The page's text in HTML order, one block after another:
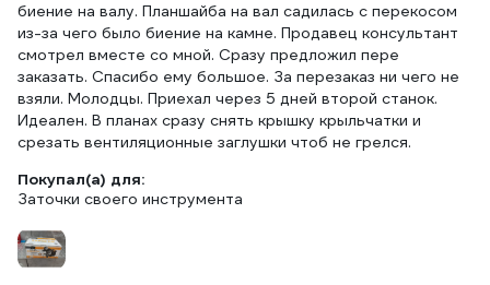
биение на валу. Планшайба на вал садилась с перекосом
из-за чего было биение на камне. Продавец консультант
смотрел вместе со мной. Сразу предложил пере
заказать. Спасибо ему большое. За перезаказ ни чего не
взяли. Молодцы. Приехал через 5 дней второй станок.
Идеален. В планах сразу снять крышку крыльчатки и
срезать вентиляционные заглушки чтоб не грелся.
Покупал(а) для:
Заточки своего инструмента